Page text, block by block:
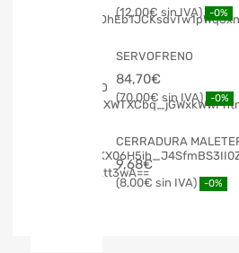
12,00€ -0%
SERVOFRENO
84,70€
70,00€ -0%
CERRADURA
9,68€
8,00€ -0%